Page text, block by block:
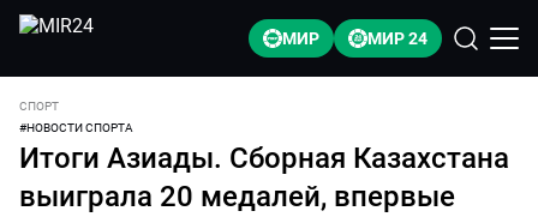
МИР МИР 24
СПОРТ
#НОВОСТИ СПОРТА
Итоги Азиады. Сборная Казахстана
выиграла 20 медалей, впервые